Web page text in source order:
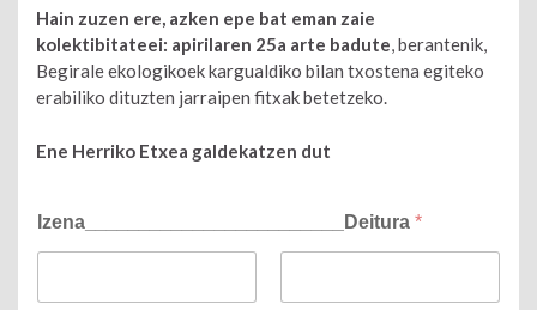
Hain zuzen ere, azken epe bat eman zaie
kolektibitateei: apirilaren 25a arte badute, berantenik,
Begirale ekologikoek kargualdiko bilan txostena egiteko
erabiliko dituzten jarraipen fitxak betetzeko.
Ene Herriko Etxea galdekatzen dut
Izena________________________Deitura *